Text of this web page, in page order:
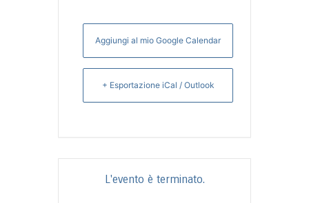
Aggiungi al mio Google Calendar
+ Esportazione iCal / Outlook
L'evento è terminato.